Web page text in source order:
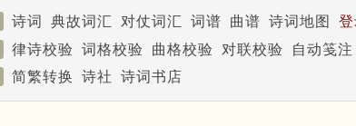
诗词 典故词汇 对仗词汇 词谱 曲谱 诗词地图
律诗校验 词格校验 曲格校验 对联校验
自动笺注
简繁转换 诗社 诗词书店